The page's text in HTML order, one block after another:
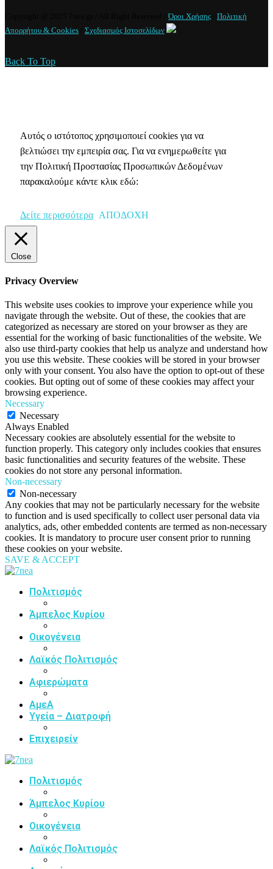
Copyright @ 2025 7nea.gr / All Right Reserved /Όροι Χρήσης
Πολιτική
Απορρήτου & Cookies
Σχεδιασμός Ιστοσελίδων
Back To Top
Αυτός ο ιστότοπος χρησιμοποιεί cookies για να
βελτιώσει την εμπειρία σας. Για να ενημερωθείτε για
την Πολιτική Προστασίας Προσωπικών Δεδομένων
παρακαλούμε κάντε κλικ εδώ:
Δείτε περισσότερα ΑΠΟΔΟΧΗ
Close
Privacy Overview
This website uses cookies to improve your experience while you
navigate through the website. Out of these, the cookies that are
categorized as necessary are stored on your browser as they are
essential for the working of basic functionalities of the website. We
also use third-party cookies that help us analyze and understand how
you use this website. These cookies will be stored in your browser
only with your consent. You also have the option to opt-out of these
cookies. But opting out of some of these cookies may affect your
browsing experience.
Necessary
Necessary
Always Enabled
Necessary cookies are absolutely essential for the website to
function properly. This category only includes cookies that ensures
basic functionalities and security features of the website. These
cookies do not store any personal information.
Non-necessary
Non-necessary
Any cookies that may not be particularly necessary for the website
to function and is used specifically to collect user personal data via
analytics, ads, other embedded contents are termed as non-necessary
cookies. It is mandatory to procure user consent prior to running
these cookies on your website.
SAVE & ACCEPT
Πολιτισμός
Άμπελος Κυρίου
Οικογένεια
Λαϊκός Πολιτισμός
Αφιερώματα
ΑμεΑ
Υγεία – Διατροφή
Επιχειρείν
Πολιτισμός
Άμπελος Κυρίου
Οικογένεια
Λαϊκός Πολιτισμός